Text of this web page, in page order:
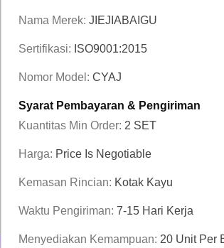
Nama Merek: JIEJIABAIGU
Sertifikasi: ISO9001:2015
Nomor Model: CYAJ
Syarat Pembayaran & Pengiriman
Kuantitas Min Order: 2 SET
Harga: Price Is Negotiable
Kemasan Rincian: Kotak Kayu
Waktu Pengiriman: 7-15 Hari Kerja
Menyediakan Kemampuan: 20 Unit Per